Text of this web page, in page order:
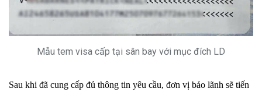
Mẫu tem visa cấp tại sân bay với mục đích LD
Sau khi đã cung cấp đủ thông tin yêu cầu, đơn vị bảo lãnh sẽ tiến